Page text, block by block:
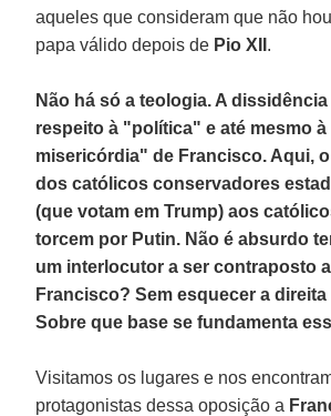
aqueles que consideram que não
papa válido depois de Pio XII .
Não há só a teologia. A
respeito à "política" e até mesmo
misericórdia" de Francisco. Aqui,
dos católicos conservadores
(que votam em Trump) aos
torcem por Putin. Não é absurdo
um interlocutor a ser contraposto
Francisco? Sem esquecer a
Sobre que base se fundamenta
Visitamos os lugares e nos
protagonistas dessa oposição a